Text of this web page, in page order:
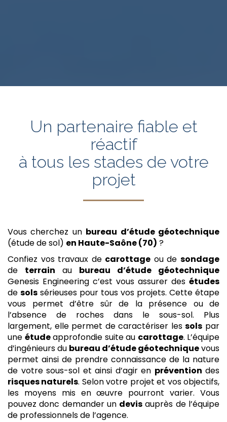
Un partenaire fiable et
réactif
à tous les stades de votre
projet
Vous cherchez un bureau d’étude géotechnique
(étude de sol) en Haute-Saône (70) ?
Confiez vos travaux de carottage ou desondage
de terrain au bureau d’étude géotechnique
Genesis Engineering c’est vous assurer des études
de sols sérieuses pour tous vos projets. Cette étape
vous permet d’être sûr de la présence ou de
l’absence de roches dans le sous-sol. Plus
largement, elle permet de caractériser lessols par
une étudeapprofondie suite au carottage. L’équipe
d’ingénieurs du bureau d’étude géotechniquevous
permet ainsi de prendre connaissance de la nature
de votre sous-sol et ainsi d’agir en prévention des
risques naturels. Selon votre projet et vos objectifs,
les moyens mis en œuvre pourront varier. Vous
pouvez donc demander un devis auprès de l’équipe
de professionnels de l’agence.